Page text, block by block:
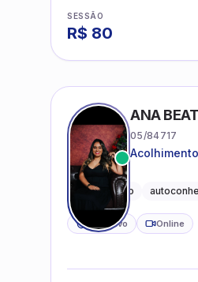
SESSÃO
R$ 80
ANA
05/84717
Acolhimento
CRP ativo Online